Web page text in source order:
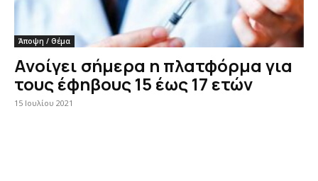
Άποψη / Θέμα
Ανοίγει σήμερα η πλατφόρμα για
τους έφηβους 15 έως 17 ετών
15 Ιουλίου 2021